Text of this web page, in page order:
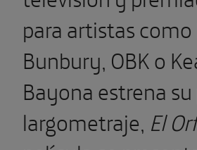
para artistas como
Bunbury, OBK o
Bayona estrena
largometraje, El